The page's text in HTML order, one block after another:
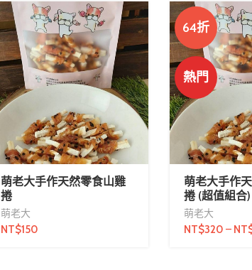
萌老大手作天然零食山雞
捲
萌老大
NT$150
64折
熱門
萌老大手作
捲 (超值組合)
萌老大
NT$320 –